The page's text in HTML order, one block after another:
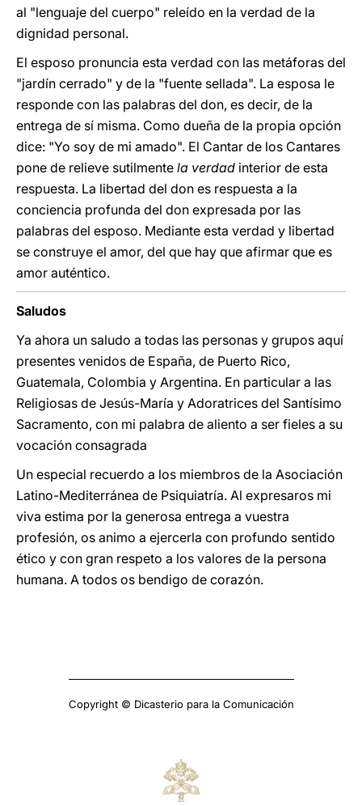
al "lenguaje del cuerpo" releído en la verdad de la
dignidad personal.
El esposo pronuncia esta verdad con las metáforas del
"jardín cerrado" y de la "fuente sellada". La esposa le
responde con las palabras del don, es decir, de la
entrega de sí misma. Como dueña de la propia opción
dice: "Yo soy de mi amado". El Cantar de los Cantares
pone de relieve sutilmente la verdad interior de esta
respuesta. La libertad del don es respuesta a la
conciencia profunda del don expresada por las
palabras del esposo. Mediante esta verdad y libertad
se construye el amor, del que hay que afirmar que es
amor auténtico.
Saludos
Ya ahora un saludo a todas las personas y grupos aquí
presentes venidos de España, de Puerto Rico,
Guatemala, Colombia y Argentina. En particular a las
Religiosas de Jesús-María y Adoratrices del Santísimo
Sacramento, con mi palabra de aliento a ser fieles a su
vocación consagrada
Un especial recuerdo a los miembros de la Asociación
Latino-Mediterránea de Psiquiatría. Al expresaros mi
viva estima por la generosa entrega a vuestra
profesión, os animo a ejercerla con profundo sentido
ético y con gran respeto a los valores de la persona
humana. A todos os bendigo de corazón.
Copyright © Dicasterio para la Comunicación